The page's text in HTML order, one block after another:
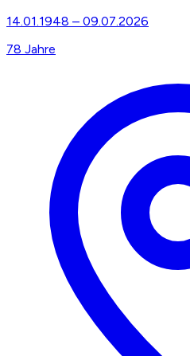
14.01.1948 – 09.07.2026
78 Jahre